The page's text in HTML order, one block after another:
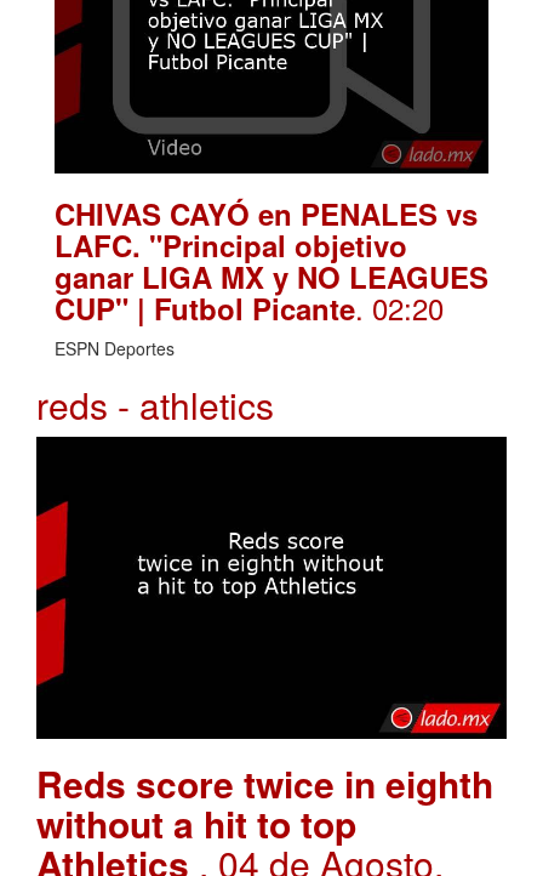
CHIVAS CAYÓ en PENALES vs
LAFC. "Principal objetivo
ganar LIGA MX y NO LEAGUES
CUP" | Futbol Picante. 02:20
ESPN Deportes
reds - athletics
Reds score twice in eighth
without a hit to top
Athletics . 04 de Agosto,